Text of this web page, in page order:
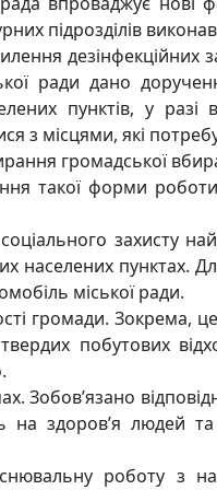
підрозділів
дезінфекційних
ради дано
пунктів, у
з місцями, які
громадської
такої форми
захисту
населених пунктах.
міської ради.
громади. Зокрема,
побутових
Зобов’язано
на здоров’я людей
роботу з